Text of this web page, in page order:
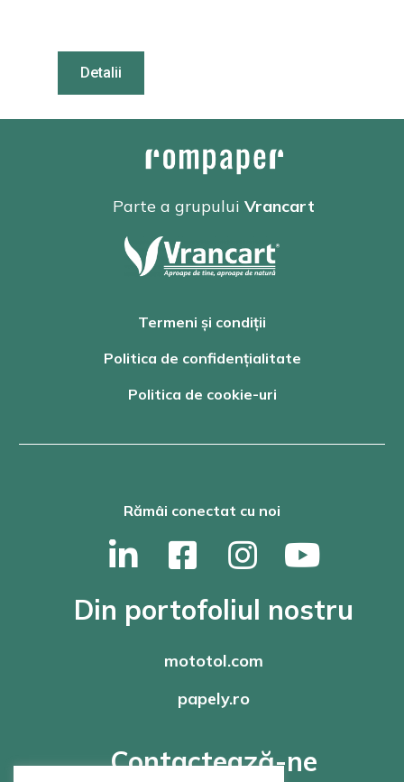
Detalii
Parte a grupului Vrancart
Termeni și condiții
Politica de confidențialitate
Politica de cookie-uri
Rămâi conectat cu noi
Din portofoliul nostru
mototol.com
papely.ro
Contactează-ne